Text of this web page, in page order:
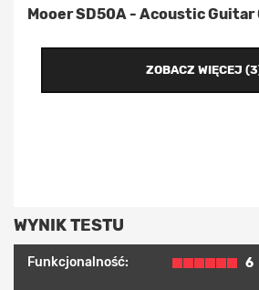
Mooer SD50A - Acoustic Guitar
ZOBACZ WIĘCEJ
WYNIK TESTU
Funkcjonalność: 6